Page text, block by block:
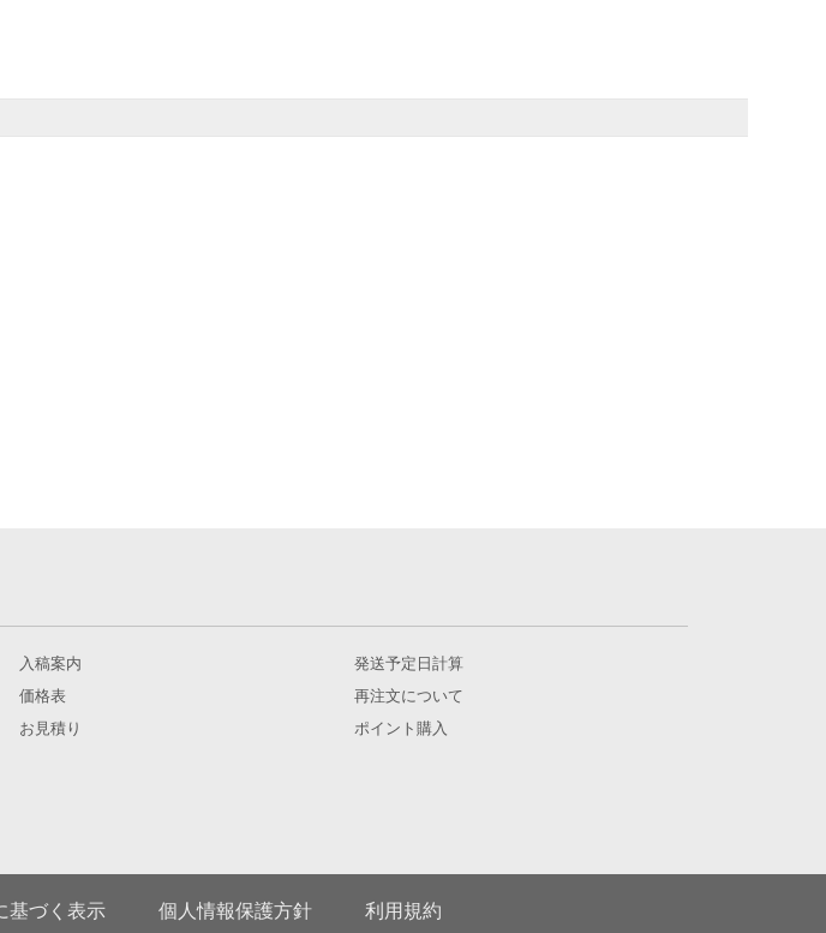
入稿案内
価格表
お見積り
発送予定日計算
再注文について
ポイント購入
基づく表示 個人情報保護方針 利用規約